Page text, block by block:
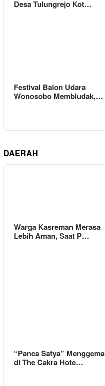
Desa Tulungrejo Kot…
Festival Balon Udara
Wonosobo Membludak,…
DAERAH
Warga Kasreman Merasa
Lebih Aman, Saat P…
“Panca Satya” Menggema
di The Cakra Hote…